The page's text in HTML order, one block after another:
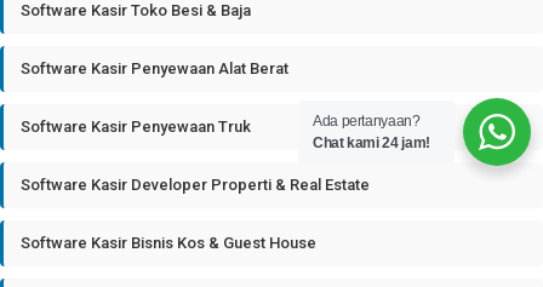
Software Kasir Toko Besi & Baja
Software Kasir Penyewaan Alat Berat
Software Kasir Penyewaan Truk
Software Kasir Developer Properti & Real Estate
Software Kasir Bisnis Kos & Guest House
Ada pertanyaan?
Chat kami 24 jam!